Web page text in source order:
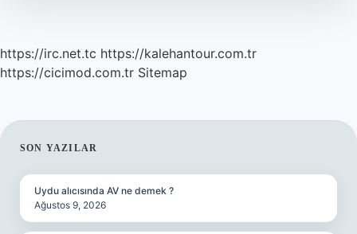
https://irc.net.tc https://kalehantour.com.tr
https://cicimod.com.tr Sitemap
SIDEBAR
SON YAZILAR
Uydu alıcısında AV ne demek ?
Ağustos 9, 2026